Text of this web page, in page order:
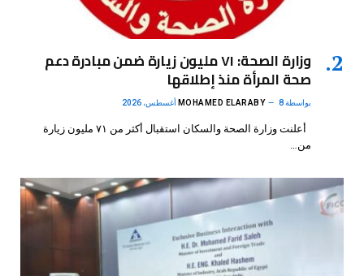
وزارة الصحة: ٧١ مليون زيارة ضمن مبادرة دعم
صحة المرأة منذ إطلاقها
بواسطة MOHAMED ELARABY 8 أغسطس، 2026
أعلنت وزارة الصحة والسكان استقبال أكثر من ٧١ مليون زيارة
من…